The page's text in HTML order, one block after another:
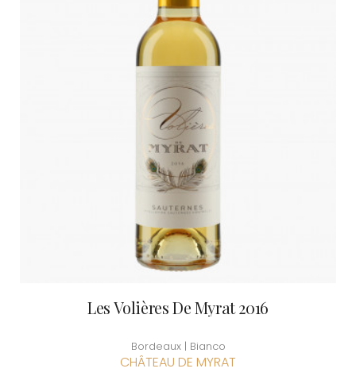
Les Volières De Myrat 2016
Bordeaux | Bianco
CHÂTEAU DE MYRAT